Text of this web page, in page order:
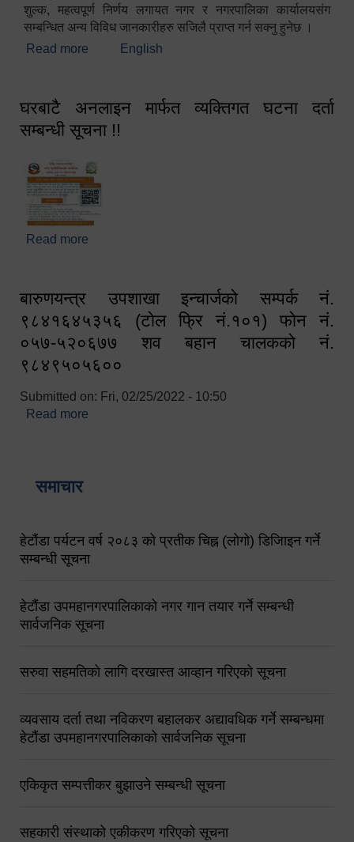
शुल्क, महत्वपूर्ण निर्णय लगायत नगर र नगरपालिका कार्यालयसंग
सम्बन्धित अन्य विविध जानकारीहरु सजिलै प्राप्त गर्न सक्नु हुनेछ ।
Read more about स्वागतम!!!
English
घरबाटै अनलाइन मार्फत व्यक्तिगत घटना दर्ता
सम्बन्धी सूचना !!
Read more
बारुणयन्त्र उपशाखा इन्चार्जको सम्पर्क नं.
९८४१६४५३५६ (टोल फ्रि नं.१०१) फोन नं.
०५७-५२०६७७ शव बहान चालकको नं.
९८४९५०५६००
Submitted on: Fri, 02/25/2022 - 10:50
Read more
समाचार
हेटौंडा पर्यटन वर्ष २०८३ को प्रतीक चिह्न (लोगो) डिजिाइन गर्ने
सम्बन्धी सूचना
हेटौंडा उपमहानगरपालिकाको नगर गान तयार गर्ने सम्बन्धी
सार्वजनिक सूचना
सरुवा सहमतिको लागि दरखास्त आव्हान गरिएको सूचना
व्यवसाय दर्ता तथा नविकरण बहालकर अद्यावधिक गर्ने सम्बन्धमा
हेटौंडा उपमहानगरपालिकाको सार्वजनिक सूचना
एकिकृत सम्पत्तीकर बुझाउने सम्बन्धी सूचना
सहकारी संस्थाको एकीकरण गरिएको सूचना